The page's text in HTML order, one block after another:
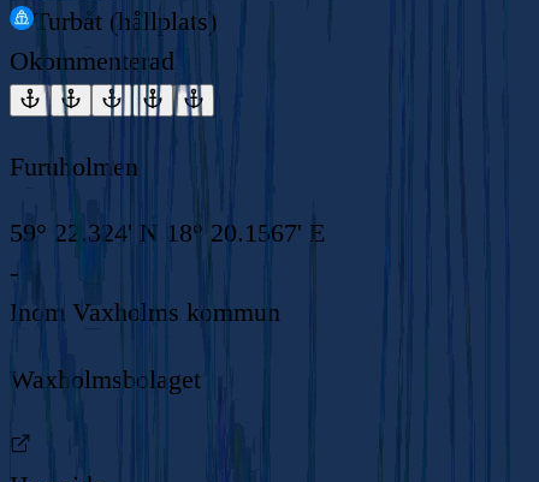
Turbåt (hållplats)
Okommenterad
Furuholmen
59° 22.324' N 18° 20.1567' E
-
Inom Vaxholms kommun
Waxholmsbolaget